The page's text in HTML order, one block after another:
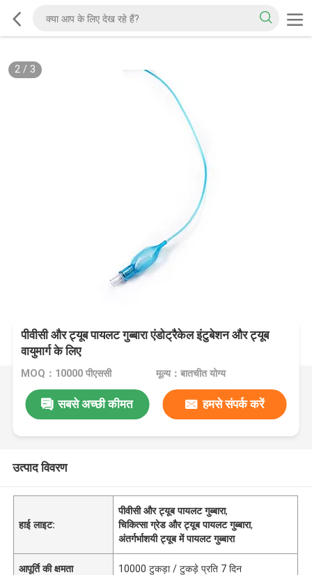
2/ 3
पीवीसी और ट्यूब पायलट गुब्बारा एंडोट्रैकेल इंटुबेशन और ट्यूब
वायुमार्ग के लिए
MOQ：10000 पीएससी मूल्य：बातचीत योग्य
सबसे अच्छी कीमत हमसे संपर्क करें
उत्पाद विवरण
हाई लाइट:
पीवीसी और ट्यूब पायलट गुब्बारा,
चिकित्सा ग्रेड और ट्यूब पायलट गुब्बारा,
अंतर्गर्भाशयी ट्यूब में पायलट गुब्बारा
आपूर्ति की क्षमता 10000 टुकड़ा / टुकड़े प्रति 7 दिन